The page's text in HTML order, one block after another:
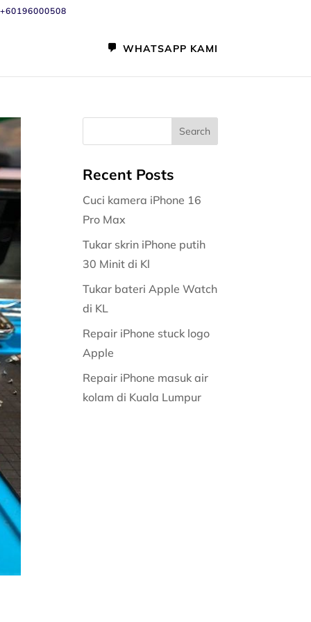
+60196000508
WHATSAPP KAMI
Recent Posts
Cuci kamera iPhone 16
Pro Max
Tukar skrin iPhone putih
30 Minit di Kl
Tukar bateri Apple Watch
di KL
Repair iPhone stuck logo
Apple
Repair iPhone masuk air
kolam di Kuala Lumpur